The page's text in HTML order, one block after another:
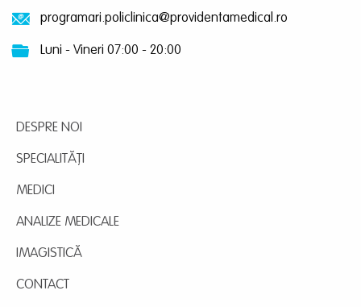
programari.policlinica@providentamedical.ro
Luni - Vineri 07:00 - 20:00
DESPRE NOI
SPECIALITĂȚI
MEDICI
ANALIZE MEDICALE
IMAGISTICĂ
CONTACT